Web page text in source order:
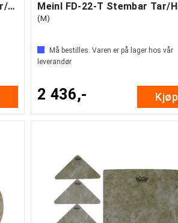
Meinl FD-20-T-TF Stembar Tar/Håndtromme
(M)
Må bestilles. Varen er på lager hos vår
leverandør
2 436,- Kjøp